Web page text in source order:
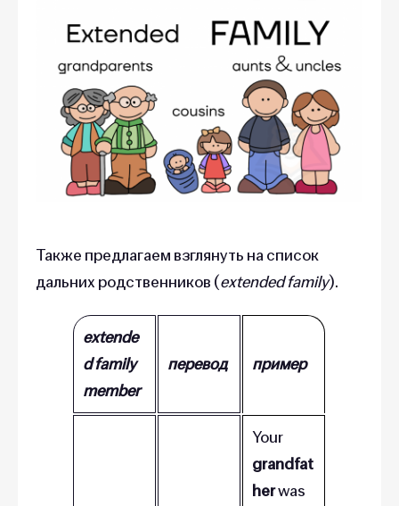
Также предлагаем взглянуть на список
дальних родственников (extended family).
extende
d family
member
перевод пример
Your
grandfat
herwas